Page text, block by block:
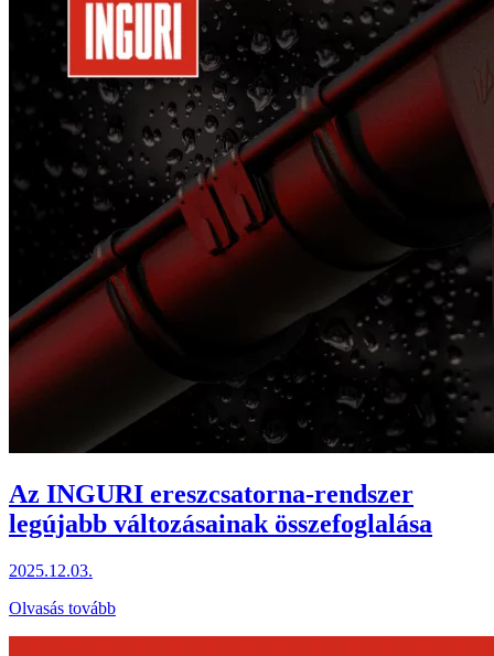
Az INGURI ereszcsatorna-rendszer
legújabb változásainak összefoglalása
2025.12.03.
Olvasás tovább